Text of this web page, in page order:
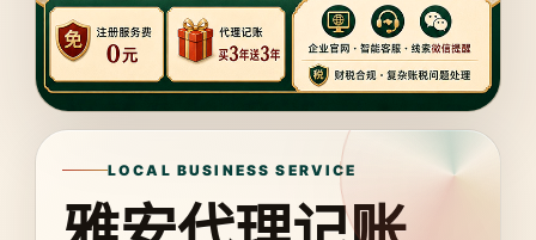
LOCAL BUSINESS SERVICE